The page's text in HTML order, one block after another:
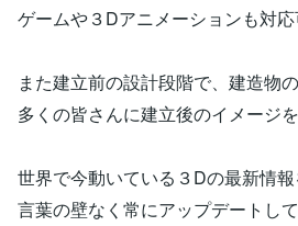
ゲームや３Dアニメーションも対応
また建立前の設計段階で、建造物
多くの皆さんに建立後のイメージ
世界で今動いている３Dの最新情
言葉の壁なく常にアップデートして